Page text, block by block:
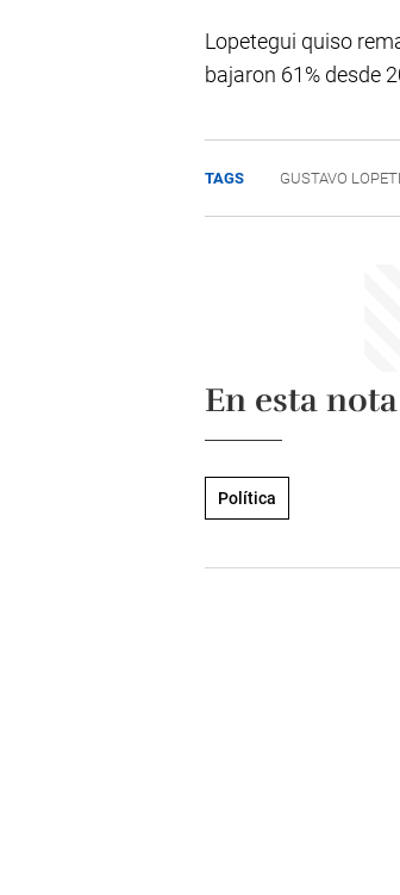
Lopetegui quiso
bajaron 61% desde
TAGS GUSTAVO
En esta nota
Política